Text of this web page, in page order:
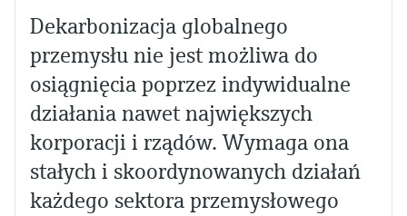
Dekarbonizacja globalnego
przemysłu nie jest możliwa do
osiągnięcia poprzez indywidualne
działania nawet największych
korporacji i rządów. Wymaga ona
stałych i skoordynowanych działań
każdego sektora przemysłowego